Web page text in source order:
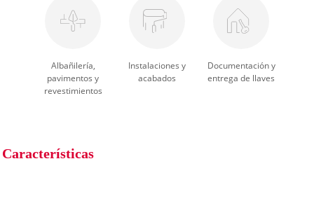
Albañilería,
pavimentos y
revestimientos
Instalaciones y
acabados
Documentación y
entrega de llaves
Características